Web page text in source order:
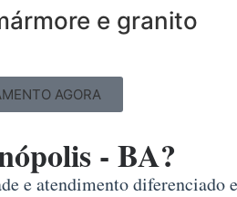
e granito
AGORA
- BA?
e atendimento diferenciado